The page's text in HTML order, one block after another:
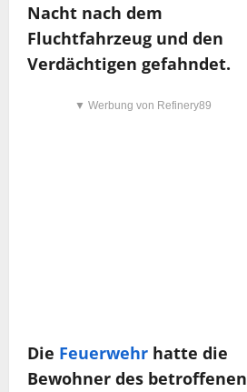
Nacht nach dem
Fluchtfahrzeug und den
Verdächtigen gefahndet.
▼ Werbung von Refinery89
Die Feuerwehr hatte die
Bewohner des betroffenen